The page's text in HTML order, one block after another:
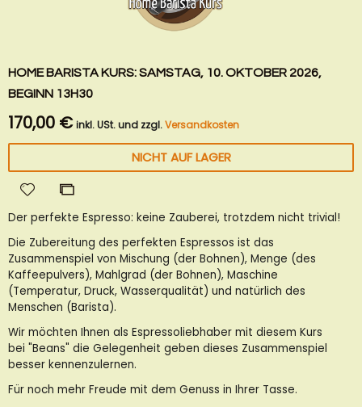
HOME BARISTA KURS: SAMSTAG, 10. OKTOBER 2026,
BEGINN 13H30
170,00 € inkl. USt. und zzgl.Versandkosten
NICHT AUF LAGER
Zur
hinzufügen
Zur
hinzufügen
Der perfekte Espresso: keine Zauberei, trotzdem nicht trivial!
Die Zubereitung des perfekten Espressos ist das
Zusammenspiel von Mischung (der Bohnen), Menge (des
Kaffeepulvers), Mahlgrad (der Bohnen), Maschine
(Temperatur, Druck, Wasserqualität) und natürlich des
Menschen (Barista).
Wir möchten Ihnen als Espressoliebhaber mit diesem Kurs
bei "Beans" die Gelegenheit geben dieses Zusammenspiel
besser kennenzulernen.
Für noch mehr Freude mit dem Genuss in Ihrer Tasse.